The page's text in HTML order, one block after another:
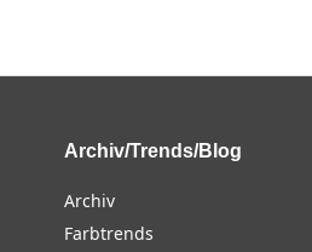
Archiv/Trends/Blog
Archiv
Farbtrends